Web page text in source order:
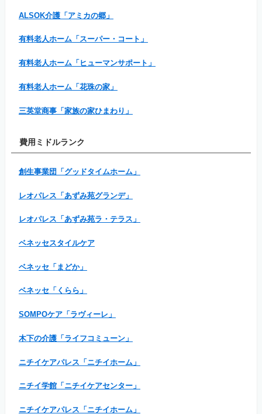
ALSOK介護「アミカの郷」
有料老人ホーム「スーパー・コート」
有料老人ホーム「ヒューマンサポート」
有料老人ホーム「花珠の家」
三英堂商事「家族の家ひまわり」
費用ミドルランク
創生事業団「グッドタイムホーム」
レオパレス「あずみ苑グランデ」
レオパレス「あずみ苑ラ・テラス」
ベネッセスタイルケア
ベネッセ「まどか」
ベネッセ「くらら」
SOMPOケア「ラヴィーレ」
木下の介護「ライフコミューン」
ニチイケアパレス「ニチイホーム」
ニチイ学館「ニチイケアセンター」
ニチイケアパレス「ニチイホーム」